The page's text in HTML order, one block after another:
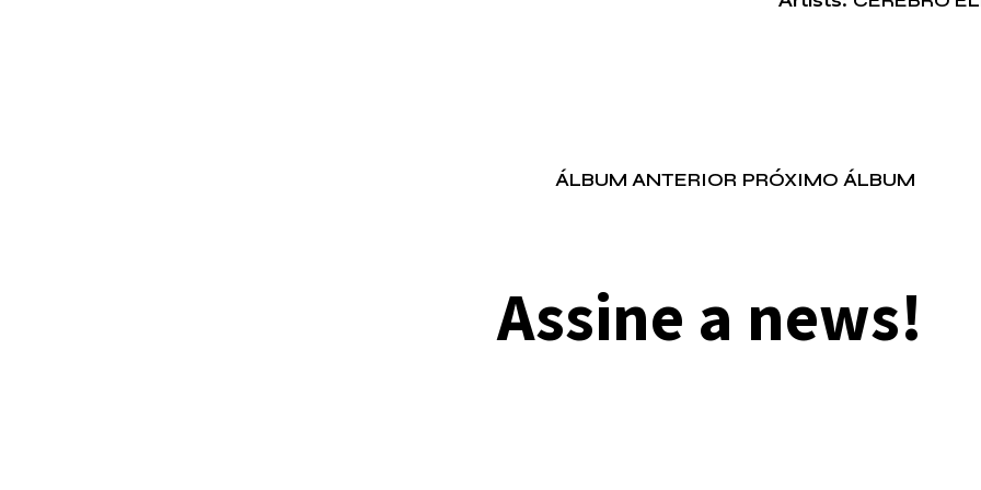
ÁLBUM ANTERIOR PRÓXIMO ÁLBUM
Assine a news!